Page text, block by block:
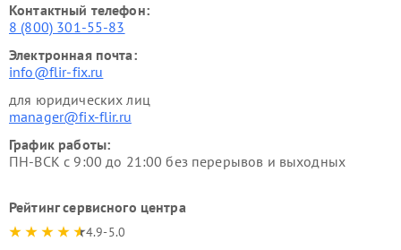
Контактный телефон:
8 (800) 301-55-83
Электронная почта:
info@flir-fix.ru
для юридических лиц
manager@fix-flir.ru
График работы:
ПН-ВСК с 9:00 до 21:00 без перерывов и выходных
Рейтинг сервисного центра
4.9-5.0